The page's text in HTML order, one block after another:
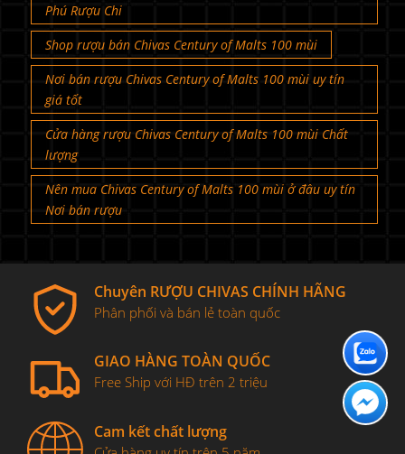
Phú Rượu Chi
Shop rượu bán Chivas Century of Malts 100 mùi
Nơi bán rượu Chivas Century of Malts 100 mùi uy tín
giá tốt
Cửa hàng rượu Chivas Century of Malts 100 mùi Chất
lượng
Nên mua Chivas Century of Malts 100 mùi ở đâu uy tín
Nơi bán rượu
Chuyên RƯỢU CHIVAS CHÍNH HÃNG
Phân phối và bán lẻ toàn quốc
GIAO HÀNG TOÀN QUỐC
Free Ship với HĐ trên 2 triệu
Cam kết chất lượng